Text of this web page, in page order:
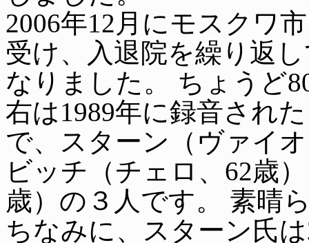
2006年12月にモスクワ
受け、入退院を繰り返
なりました。 ちょうど
右は1989年に録音され
で、スターン（ヴァイ
ビッチ（チェロ、62歳
歳）の３人です。 素晴
ちなみに、スターン氏